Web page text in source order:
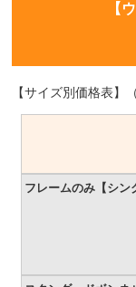
【
【サイズ別価格表】